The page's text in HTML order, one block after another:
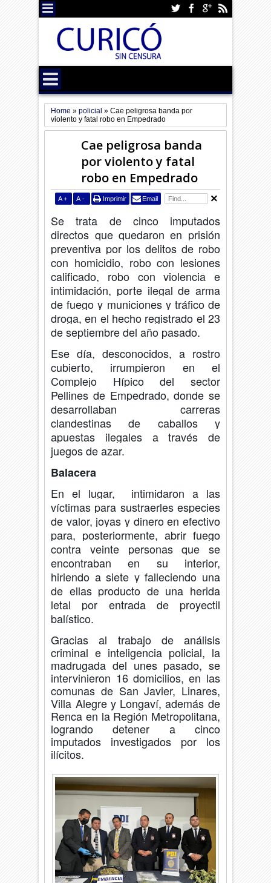
Home »policial »Cae peligrosa banda por
violento y fatal robo en Empedrado
Cae peligrosa banda
por violento y fatal
robo en Empedrado
A + A - Imprimir Email
Se trata de cinco imputados
directos que quedaron en prisión
preventiva por los delitos de robo
con homicidio, robo con lesiones
calificado, robo con violencia e
intimidación, porte ilegal de arma
de fuego y municiones y tráfico de
droga, en el hecho registrado el 23
de septiembre del año pasado.
Ese día, desconocidos, a rostro
cubierto, irrumpieron en el
Complejo Hípico del sector
Pellines de Empedrado, donde se
desarrollaban carreras
clandestinas de caballos y
apuestas ilegales a través de
juegos de azar.
Balacera
En el lugar, intimidaron a las
víctimas para sustraerles especies
de valor, joyas y dinero en efectivo
para, posteriormente, abrir fuego
contra veinte personas que se
encontraban en su interior,
hiriendo a siete y falleciendo una
de ellas producto de una herida
letal por entrada de proyectil
balístico.
Gracias al trabajo de análisis
criminal e inteligencia policial, la
madrugada del unes pasado, se
intervinieron 16 domicilios, en las
comunas de San Javier, Linares,
Villa Alegre y Longaví, además de
Renca en la Región Metropolitana,
logrando detener a cinco
imputados investigados por los
ilícitos.